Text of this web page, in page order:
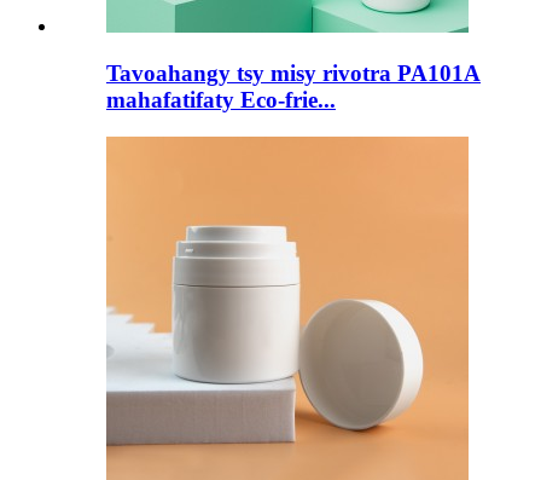
Tavoahangy tsy misy rivotra PA101A
mahafatifaty Eco-frie...